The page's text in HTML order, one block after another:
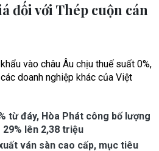
đối với Thép cuộn cán
vào châu Âu chịu thuế suất 0%,
doanh nghiệp khác của Việt
từ đáy, Hòa Phát công bố lượng
lên 2,38 triệu
ván sàn cao cấp, mục tiêu